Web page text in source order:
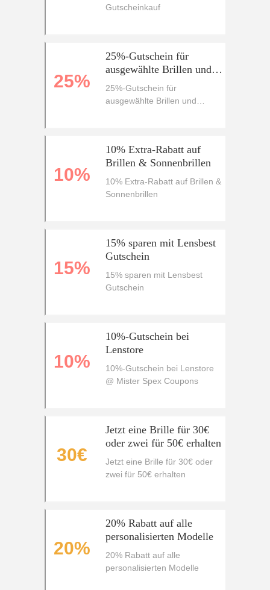
Gutscheinkauf
25%
25%-Gutschein für
ausgewählte Brillen und
Sonnenbrillen
25%-Gutschein für
ausgewählte Brillen und
10%
10% Extra-Rabatt auf
Brillen & Sonnenbrillen
10% Extra-Rabatt auf Brillen &
Sonnenbrillen
15%
15% sparen mit Lensbest
Gutschein
15% sparen mit Lensbest
Gutschein
10%
10%-Gutschein bei
Lenstore
10%-Gutschein bei Lenstore
@ Mister Spex Coupons
30€
Jetzt eine Brille für 30€
oder zwei für 50€ erhalten
Jetzt eine Brille für 30€ oder
zwei für 50€ erhalten
20%
20% Rabatt auf alle
personalisierten Modelle
20% Rabatt auf alle
personalisierten Modelle